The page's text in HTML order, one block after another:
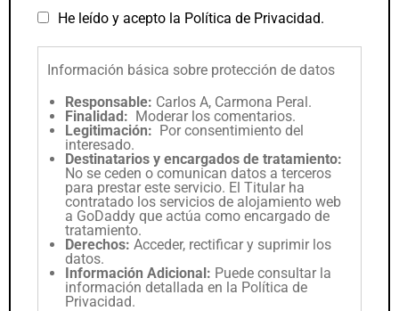
He leído y acepto la Política de Privacidad.
Información básica sobre protección de datos
Responsable: Carlos A, Carmona Peral.
Finalidad: Moderar los comentarios.
Legitimación: Por consentimiento del
interesado.
Destinatarios y encargados de tratamiento:
No se ceden o comunican datos a terceros
para prestar este servicio. El Titular ha
contratado los servicios de alojamiento web
a GoDaddy que actúa como encargado de
tratamiento.
Derechos: Acceder, rectificar y suprimir los
datos.
Información Adicional: Puede consultar la
información detallada en la Política de
Privacidad.